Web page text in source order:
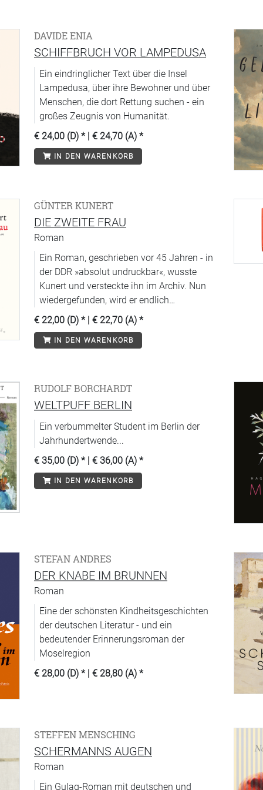
DAVIDE ENIA
SCHIFFBRUCH VOR LAMPEDUSA
Ein eindringlicher Text über die Insel
Lampedusa, über ihre Bewohner und über
Menschen, die dort Rettung suchen - ein
großes Zeugnis von Humanität.
€ 24,00 (D) * | € 24,70 (A) *
IN DEN WARENKORB
GÜNTER KUNERT
DIE ZWEITE FRAU
Roman
Ein Roman, geschrieben vor 45 Jahren - in
der DDR »absolut undruckbar«, wusste
Kunert und versteckte ihn im Archiv. Nun
wiedergefunden, wird er endlich
veröffentlicht.
€ 22,00 (D) * | € 22,70 (A) *
IN DEN WARENKORB
RUDOLF BORCHARDT
WELTPUFF BERLIN
Ein verbummelter Student im Berlin der
Jahrhundertwende...
€ 35,00 (D) * | € 36,00 (A) *
IN DEN WARENKORB
STEFAN ANDRES
DER KNABE IM BRUNNEN
Roman
Eine der schönsten Kindheitsgeschichten
der deutschen Literatur - und ein
bedeutender Erinnerungsroman der
Moselregion
€ 28,00 (D) * | € 28,80 (A) *
STEFFEN MENSCHING
SCHERMANNS AUGEN
Roman
Ein Gulag-Roman mit deutschen und